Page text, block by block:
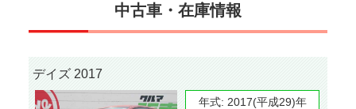
中古車・在庫情報
デイズ 2017
年式: 2017(平成29)年